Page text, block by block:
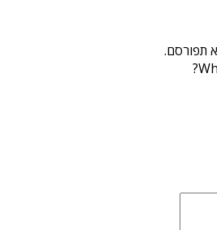
תפורסם.